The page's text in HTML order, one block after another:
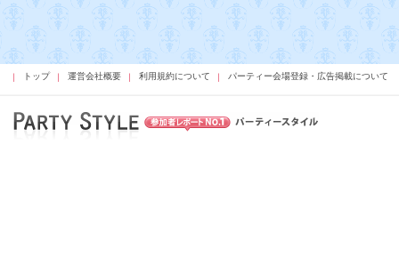
トップ 運営会社概要 利用規約について パーティー会場登録・広告掲載について